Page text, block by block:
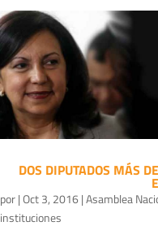
DOS DIPUTADOS MÁS
por|Oct 3, 2016|Asamblea
instituciones